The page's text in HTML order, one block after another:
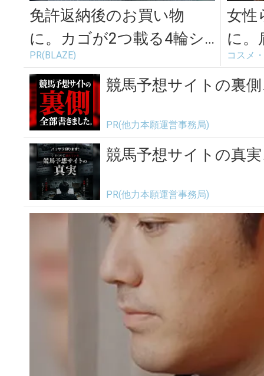
免許返納後のお買い物
に。カゴが2つ載る4輪シ
ニアカー
PR(BLAZE)
女性
に。
かし
エク
コスメ
競馬予想サイトの裏
PR(他力本願運営事務局)
競馬予想サイトの真
PR(他力本願運営事務局)